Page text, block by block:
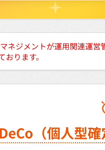
ネジメントが運用関連運
ります。
（個人型確